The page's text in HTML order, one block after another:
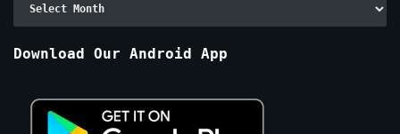
Download Our Android App